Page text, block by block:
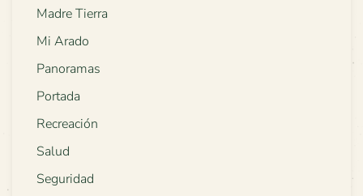
Madre Tierra
Mi Arado
Panoramas
Portada
Recreación
Salud
Seguridad